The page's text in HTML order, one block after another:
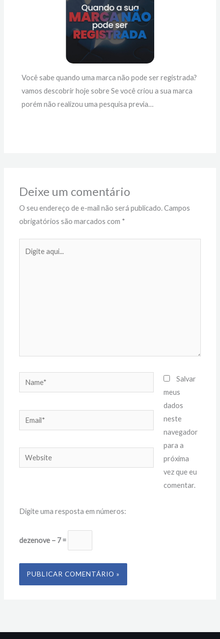
Você sabe quando uma marca não pode ser registrada?
vamos descobrir hoje sobre Se você criou a sua marca
porém não realizou uma pesquisa previa…
Deixe um comentário
O seu endereço de e-mail não será publicado.Campos
obrigatórios são marcados com *
aqui...
Name*
Email*
Website
Salvar
meus
dados
neste
navegador
para a
próxima
vez que eu
comentar.
Digite uma resposta em números:
dezenove − 7 =